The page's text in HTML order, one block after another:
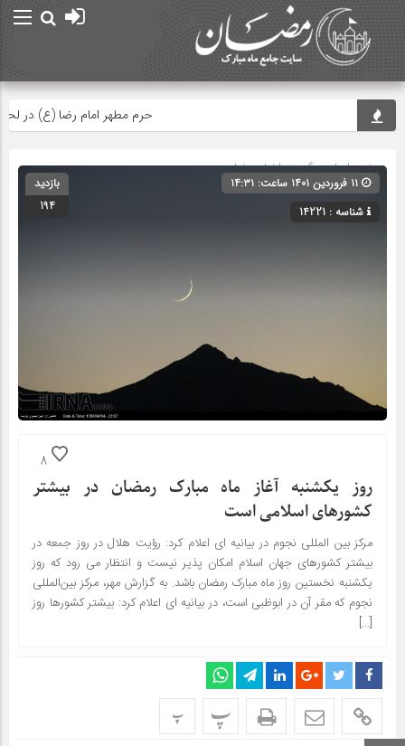
حرم مطهر امام رضا (ع) در لحظه
صفحه اصلی» گروه »اخبار رمضان
شناسه : 14221
بازدید
194
8
روز یکشنبه آغاز ماه مبارک رمضان در بیشتر
کشورهای اسلامی است
مرکز بین المللی نجوم در بیانیه ای اعلام کرد: رؤیت هلال در روز جمعه در
بیشتر کشورهای جهان اسلام امکان پذیر نیست و انتظار می رود که روز
یکشنبه نخستین روز ماه مبارک رمضان باشد. به گزارش مهر، مرکز بین‌المللی
نجوم که مقر آن در ابوظبی است، در بیانیه ای اعلام کرد: بیشتر کشورها روز
[…]
پ پ